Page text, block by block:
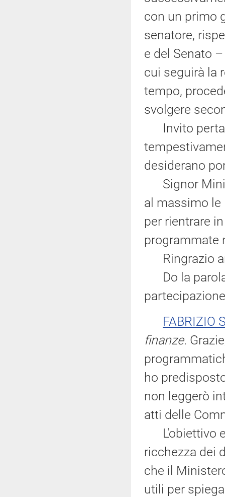
con un primo
senatore,
e del Senato
cui seguirà la
tempo,
svolgere
Invito
desiderano
Signor
al massimo le
per rientrare
programmate
Ringrazio
Do la parola
FABRIZIO
finanze.
ho
non leggerò
atti delle
L'obiettivo
ricchezza dei
che il
utili per